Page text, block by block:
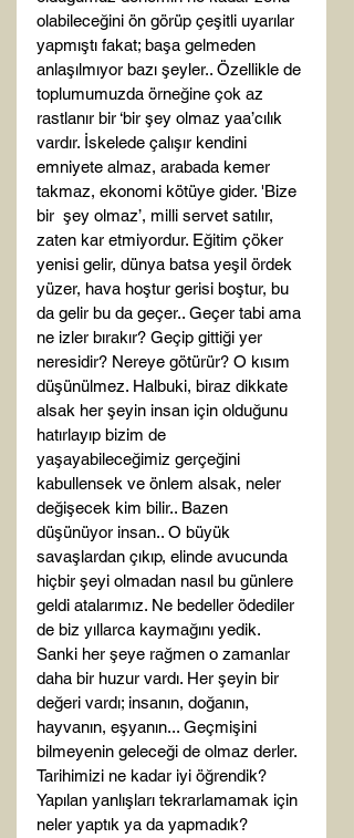
olabileceğini ön görüp çeşitli uyarılar
yapmıştı fakat; başa gelmeden
anlaşılmıyor bazı şeyler.. Özellikle de
toplumumuzda örneğine çok az
rastlanır bir ‘bir şey olmaz yaa’cılık
vardır. İskelede çalışır kendini
emniyete almaz, arabada kemer
takmaz, ekonomi kötüye gider. 'Bize
bir  şey olmaz’, milli servet satılır,
zaten kar etmiyordur. Eğitim çöker
yenisi gelir, dünya batsa yeşil ördek
yüzer, hava hoştur gerisi boştur, bu
da gelir bu da geçer.. Geçer tabi ama
ne izler bırakır? Geçip gittiği yer
neresidir? Nereye götürür? O kısım
düşünülmez. Halbuki, biraz dikkate
alsak her şeyin insan için olduğunu
hatırlayıp bizim de
yaşayabileceğimiz gerçeğini
kabullensek ve önlem alsak, neler
değişecek kim bilir.. Bazen
düşünüyor insan.. O büyük
savaşlardan çıkıp, elinde avucunda
hiçbir şeyi olmadan nasıl bu günlere
geldi atalarımız. Ne bedeller ödediler
de biz yıllarca kaymağını yedik.
Sanki her şeye rağmen o zamanlar
daha bir huzur vardı. Her şeyin bir
değeri vardı; insanın, doğanın,
hayvanın, eşyanın... Geçmişini
bilmeyenin geleceği de olmaz derler.
Tarihimizi ne kadar iyi öğrendik?
Yapılan yanlışları tekrarlamamak için
neler yaptık ya da yapmadık?